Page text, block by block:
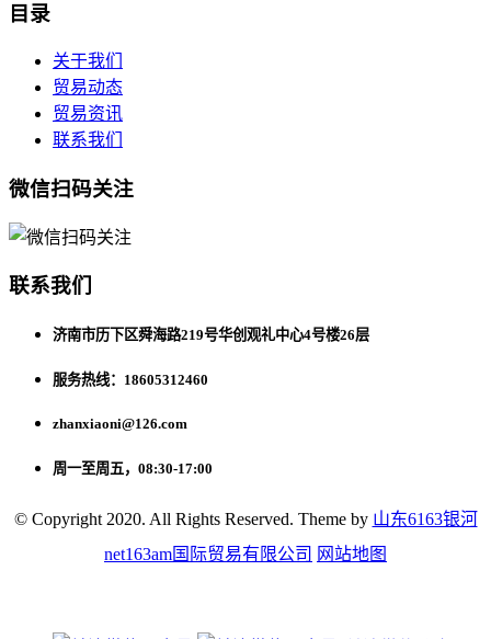
目录
关于我们
贸易动态
贸易资讯
联系我们
微信扫码关注
联系我们
济南市历下区舜海路219号华创观礼中心4号楼26层
服务热线：18605312460
zhanxiaoni@126.com
周一至周五，08:30-17:00
© Copyright 2020. All Rights Reserved. Theme by 山东6163银河
net163am国际贸易有限公司 网站地图